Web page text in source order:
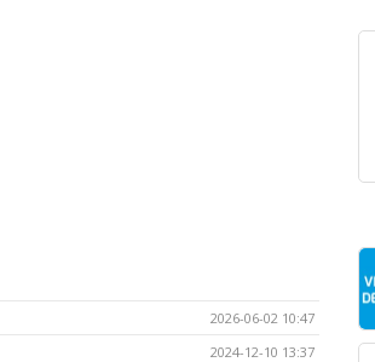
2026-06-02 10:47
2024-12-10 13:37